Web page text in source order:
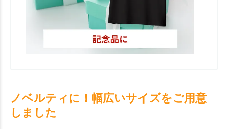
ノベルティに！幅広いサイズをご用意
しました